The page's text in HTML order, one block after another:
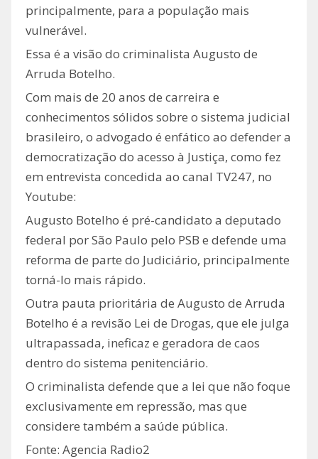
principalmente, para a população mais
vulnerável.
Essa é a visão do criminalista Augusto de
Arruda Botelho.
Com mais de 20 anos de carreira e
conhecimentos sólidos sobre o sistema judicial
brasileiro, o advogado é enfático ao defender a
democratização do acesso à Justiça, como fez
em entrevista concedida ao canal TV247, no
Youtube:
Augusto Botelho é pré-candidato a deputado
federal por São Paulo pelo PSB e defende uma
reforma de parte do Judiciário, principalmente
torná-lo mais rápido.
Outra pauta prioritária de Augusto de Arruda
Botelho é a revisão Lei de Drogas, que ele julga
ultrapassada, ineficaz e geradora de caos
dentro do sistema penitenciário.
O criminalista defende que a lei que não foque
exclusivamente em repressão, mas que
considere também a saúde pública.
Fonte: Agencia Radio2